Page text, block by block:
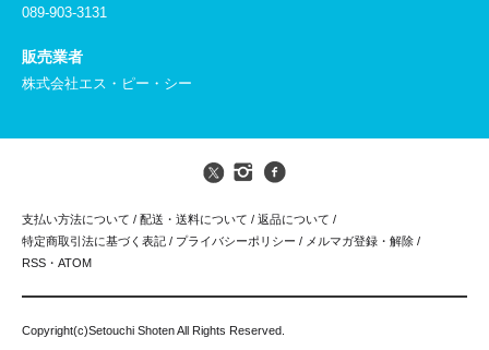
089-903-3131
販売業者
株式会社エス・ピー・シー
支払い方法について / 配送・送料について / 返品について /
特定商取引法に基づく表記 / プライバシーポリシー / メルマガ登録・解除 /
RSS ・ ATOM
Copyright(c)Setouchi Shoten All Rights Reserved.